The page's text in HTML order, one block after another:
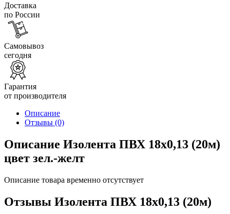
Доставка
по России
Самовывоз
сегодня
Гарантия
от производителя
Описание
Отзывы (0)
Описание Изолента ПВХ 18х0,13 (20м)
цвет зел.-желт
Описание товара временно отсутствует
Отзывы Изолента ПВХ 18х0,13 (20м)